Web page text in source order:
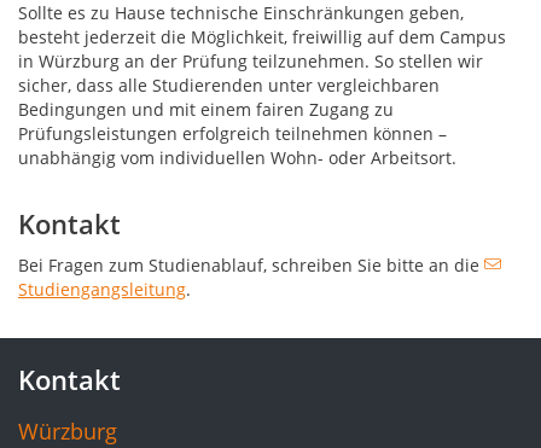
Sollte es zu Hause technische Einschränkungen geben,
besteht jederzeit die Möglichkeit, freiwillig auf dem Campus
in Würzburg an der Prüfung teilzunehmen. So stellen wir
sicher, dass alle Studierenden unter vergleichbaren
Bedingungen und mit einem fairen Zugang zu
Prüfungsleistungen erfolgreich teilnehmen können –
unabhängig vom individuellen Wohn- oder Arbeitsort.
Kontakt
Bei Fragen zum Studienablauf, schreiben Sie bitte an die
Studiengangsleitung.
Kontakt
Würzburg